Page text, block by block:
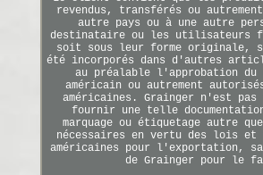
revendus, transférés ou
autre pays ou à une autre
destinataire ou les utilisateurs
soit sous leur forme originale,
été incorporés dans d'autres
au préalable l'approbation du
américain ou autrement
américaines. Grainger n'est pas
fournir une telle
marquage ou étiquetage autre
nécessaires en vertu des lois et
américaines pour l'exportation,
de Grainger pour le